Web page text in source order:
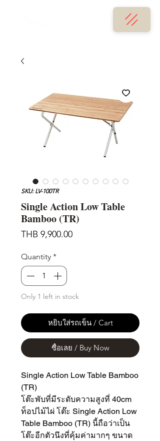
SKU: LV-100TR
Single Action Low Table
Bamboo (TR)
THB 9,900.00Price
Quantity *
Only 1 left in stock
หยิบใส่รถเข็น / Cart
ซื้อเลย / Buy Now
Single Action Low Table Bamboo
(TR)
โต๊ะพับที่มีระดับความสูงที่ 40cm
ท็อปไม้ไผ่ โต๊ะ Single Action Low
Table Bamboo (TR) นี้ถือว่าเป็น
โต๊ะอีกตัวนึงที่คุ้มค่ามากๆ ขนาด